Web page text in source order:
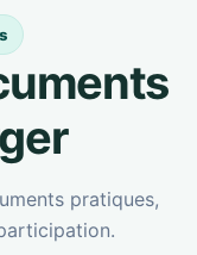
pratiques,